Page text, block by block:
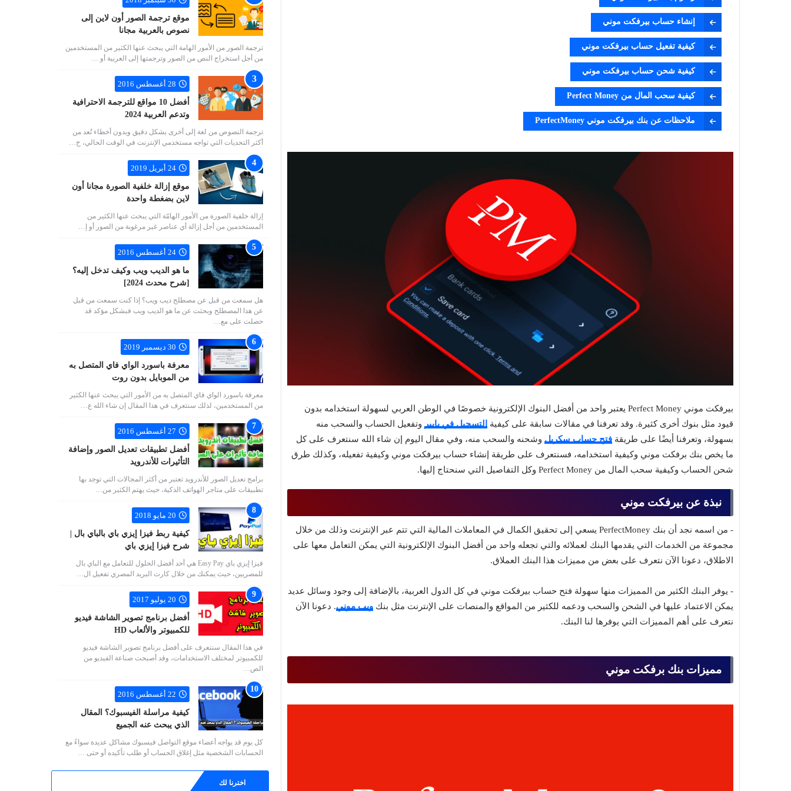
إنشاء حساب بيرفكت موني
كيفية تفعيل حساب بيرفكت موني
كيفية شحن حساب بيرفكت موني
كيفية سحب المال من Perfect Money
ملاحظات عن بنك بيرفكت موني PerfectMoney
بيرفكت موني Perfect Money يعتبر واحد من أفضل البنوك الإلكترونية خصوصًا في الوطن العربي لسهولة استخدامه بدون
قيود مثل بنوك أخرى كثيرة. وقد تعرفنا في مقالات سابقة على كيفية
التسجيل في بايير وتفعيل الحساب والسحب منه
بسهولة، وتعرفنا أيضًا على طريقة فتح حساب سكريل وشحنه والسحب منه، وفي مقال اليوم إن شاء الله سنتعرف على كل
ما يخص بنك برفكت موني وكيفية استخدامه، فسنتعرف على طريقة إنشاء حساب بيرفكت موني وكيفية تفعيله، وكذلك طرق
شحن الحساب وكيفية سحب المال من Perfect Money وكل التفاصيل التي سنحتاج إليها.
نبذة عن بيرفكت موني
- من اسمه نجد أن بنك PerfectMoney يسعي إلى تحقيق الكمال في المعاملات المالية التي تتم عبر الإنترنت وذلك من خلال
مجموعة من الخدمات التي يقدمها البنك لعملائه والتي تجعله واحد من أفضل البنوك الإلكترونية التي يمكن التعامل معها على
الاطلاق، دعونا الآن نتعرف على بعض من مميزات هذا البنك العملاق.
- يوفر البنك الكثير من المميزات منها سهولة فتح حساب بيرفكت موني في كل الدول العربية، بالإضافة إلى وجود وسائل عديد
يمكن الاعتماد عليها في الشحن والسحب ودعمه للكثير من المواقع والمنصات على الإنترنت مثل بنك ويب موني. دعونا الآن
نتعرف على أهم المميزات التي يوفرها لنا البنك.
مميزات بنك برفكت موني
موقع ترجمة الصور أون لاين إلى
نصوص بالعربية مجانا
ترجمة الصور من الأمور الهامة التي يبحث عنها الكثير من المستخدمين
من أجل استخراج النص من الصور وترجمتها إلى العربية أو …
28 أغسطس 2016
أفضل 10 مواقع للترجمة الاحترافية
وتدعم العربية 2024
ترجمة النصوص من لغة إلى أخرى بشكل دقيق وبدون أخطاء تُعد من
أكثر التحديات التي تواجه مستخدمي الإنترنت في الوقت الحالي، خ…
24 أبريل 2019
موقع إزالة خلفية الصورة مجانا أون
لاين بضغطة واحدة
إزالة خلفية الصورة من الأمور الهامّة التي يبحث عنها الكثير من
المستخدمين من أجل إزالة أي عناصر غير مرغوبة من الصور أو إ…
24 أغسطس 2016
ما هو الديب ويب وكيف تدخل إليه؟
[شرح محدث 2024]
هل سمعت من قبل عن مصطلح ديب ويب؟ إذا كنت سمعت من قبل
عن هذا المصطلح وبحثت عن ما هو الديب ويب فبشكل مؤكد قد
حصلت على مع…
30 ديسمبر 2019
معرفة باسورد الواي فاي المتصل به
من الموبايل بدون روت
معرفة باسورد الواي فاي المتصل به من الأمور التي يبحث عنها الكثير
من المستخدمين، لذلك سنتعرف في هذا المقال إن شاء الله ع…
27 أغسطس 2016
أفضل تطبيقات تعديل الصور وإضافة
التأثيرات للأندرويد
برامج تعديل الصور للأندرويد تعتبر من أكثر المجالات التي توجد بها
تطبيقات على متاجر الهواتف الذكية، حيث يهتم الكثير من…
20 مايو 2018
كيفية ربط فيزا إيزي باي بالباي بال |
شرح فيزا إيزي باي
فيزا إيزي باي Easy Pay هي أحد أفضل الحلول للتعامل مع الباي بال
للمصريين، حيث يمكنك من خلال كارت البريد المصري تفعيل ال…
20 يوليو 2017
أفضل برنامج تصوير الشاشة فيديو
للكمبيوتر والألعاب HD
في هذا المقال سنتعرف على أفضل برنامج تصوير الشاشة فيديو
للكمبيوتر لمختلف الاستخدامات، وقد أصبحت صناعة الفيديو من
الص…
22 أغسطس 2016
كيفية مراسلة الفيسبوك؟ المقال
الذي يبحث عنه الجميع
كل يوم قد يواجه أعضاء موقع التواصل فيسبوك مشاكل عديدة سواءً مع
الحسابات الشخصية مثل إغلاق الحساب أو طلب تأكيده أو حتى …
اخترنا لك